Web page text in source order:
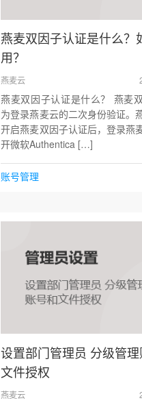
燕麦双因子认证是什么？
用？
燕麦云
燕麦双因子认证是什么？ 燕麦
为登录燕麦云的二次身份验证。
开启燕麦双因子认证后，登录燕
开微软Authentica […]
账号管理
设置部门管理员 分级管
文件授权
燕麦云